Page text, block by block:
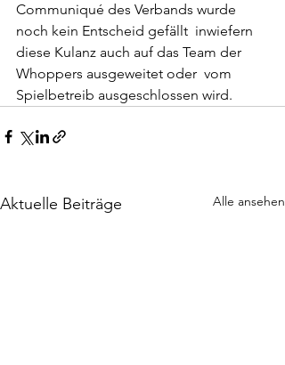
Communiqué des Verbands wurde
noch kein Entscheid gefällt  inwiefern
diese Kulanz auch auf das Team der
Whoppers ausgeweitet oder  vom
Spielbetreib ausgeschlossen wird.
Aktuelle Beiträge Alle ansehen